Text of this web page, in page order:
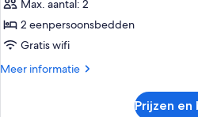
2
eenpersoonsbedden,
niet-
uitzicht
Max. aantal: 2
2 eenpersoonsbedden
Gratis wifi
Meer informatie
Meer
Prijzen en